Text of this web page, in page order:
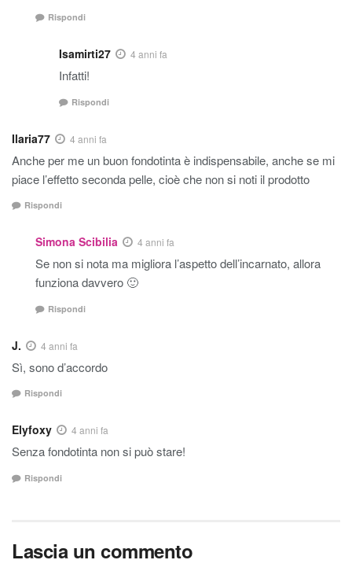
Rispondi
Isamirti27 4 anni fa
Infatti!
Rispondi
Ilaria77 4 anni fa
Anche per me un buon fondotinta è indispensabile, anche se mi
piace l’effetto seconda pelle, cioè che non si noti il prodotto
Rispondi
Simona Scibilia 4 anni fa
Se non si nota ma migliora l’aspetto dell’incarnato, allora
funziona davvero 🙂
Rispondi
J. 4 anni fa
Sì, sono d’accordo
Rispondi
Elyfoxy 4 anni fa
Senza fondotinta non si può stare!
Rispondi
Lascia un commento